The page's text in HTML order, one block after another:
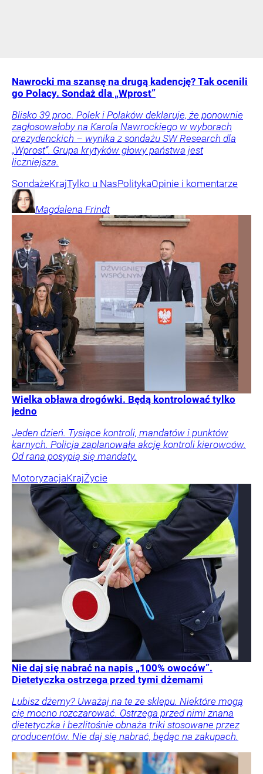
Nawrocki ma szansę na drugą kadencję? Tak ocenili
go Polacy. Sondaż dla „Wprost”
Blisko 39 proc. Polek i Polaków deklaruje, że ponownie
zagłosowałoby na Karola Nawrockiego w wyborach
prezydenckich – wynika z sondażu SW Research dla
„Wprost”. Grupa krytyków głowy państwa jest
liczniejsza.
SondażeKrajTylko u NasPolitykaOpinie i komentarze
Magdalena Frindt
Wielka obława drogówki. Będą kontrolować tylko
jedno
Jeden dzień. Tysiące kontroli, mandatów i punktów
karnych. Policja zaplanowała akcję kontroli kierowców.
Od rana posypią się mandaty.
MotoryzacjaKrajŻycie
Nie daj się nabrać na napis „100% owoców”.
Dietetyczka ostrzega przed tymi dżemami
Lubisz dżemy? Uważaj na te ze sklepu. Niektóre mogą
cię mocno rozczarować. Ostrzega przed nimi znana
dietetyczka i bezlitośnie obnaża triki stosowane przez
producentów. Nie daj się nabrać, będąc na zakupach.